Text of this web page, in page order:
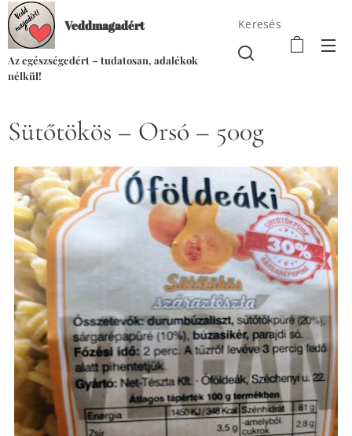
Veddmagadért
Az egészségedért – tudatosan, adalékok
nélkül!
Keresés
Sütőtökös – Orsó – 500g